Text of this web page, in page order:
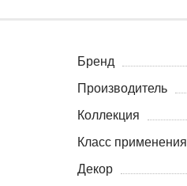
Бренд
Производитель
Коллекция
Класс применения
Декор